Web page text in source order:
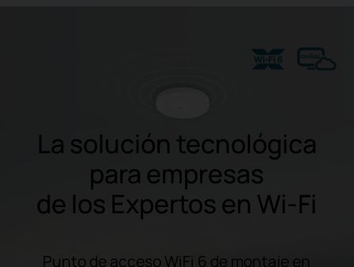
La solución tecnológica
para empresas
de los Expertos en Wi-Fi
Punto de acceso WiFi 6 de montaje en